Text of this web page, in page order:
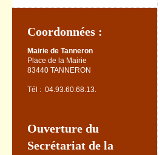
Coordonnées :
Mairie de Tanneron
Place de la Mairie
83440 TANNERON
Tél : 04.93.60.68.13.
Ouverture du
Secrétariat de la